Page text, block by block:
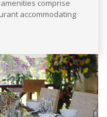
comprise
accommodating